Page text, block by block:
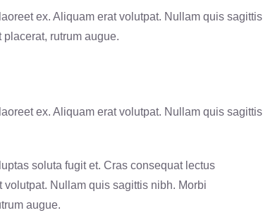
ex. Aliquam erat volutpat. Nullam quis sagittis
rutrum augue.
ex. Aliquam erat volutpat. Nullam quis sagittis
soluta fugit et. Cras consequat lectus
Nullam quis sagittis nibh. Morbi
augue.